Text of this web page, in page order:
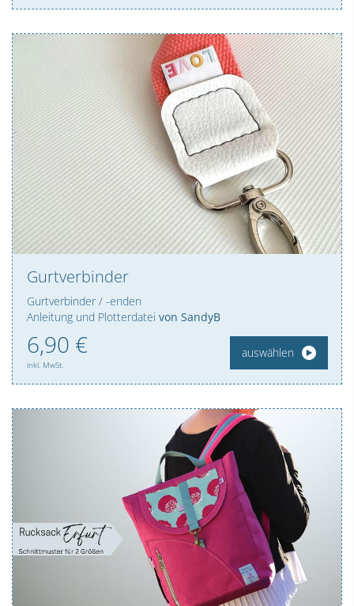
Gurtverbinder
Gurtverbinder / -enden
Anleitung und Plotterdatei von SandyB
6,90 €
inkl. MwSt.
auswählen